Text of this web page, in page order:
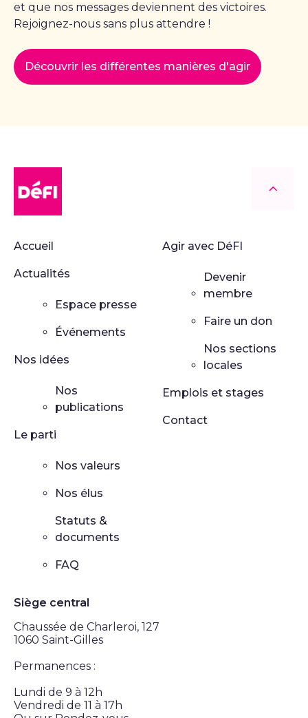
et que nos messages deviennent des victoires.
Rejoignez-nous sans plus attendre !
Découvrir les différentes manières d'agir
Accueil
Actualités
Espace presse
Événements
Nos idées
Nos
publications
Le parti
Nos valeurs
Nos élus
Statuts &
documents
FAQ
Agir avec DéFI
Devenir
membre
Faire un don
Nos sections
locales
Emplois et stages
Contact
Siège central
Chaussée de Charleroi, 127
1060 Saint-Gilles
Permanences :
Lundi de 9 à 12h
Vendredi de 11 à 17h